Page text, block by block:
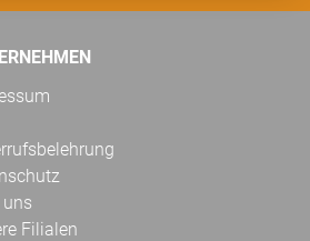
uns
Filialen